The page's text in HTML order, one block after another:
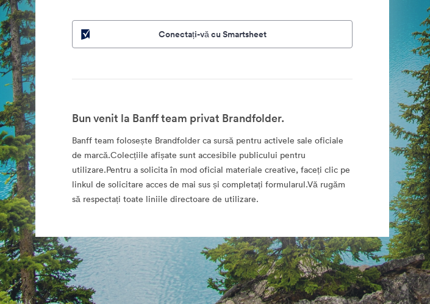
Conectați-vă cu Smartsheet
Bun venit la Banff team privat Brandfolder.
Banff team folosește Brandfolder ca sursă pentru activele sale oficiale
de marcă.Colecțiile afișate sunt accesibile publicului pentru
utilizare.Pentru a solicita în mod oficial materiale creative, faceți clic pe
linkul de solicitare acces de mai sus și completați formularul.Vă rugăm
să respectați toate liniile directoare de utilizare.